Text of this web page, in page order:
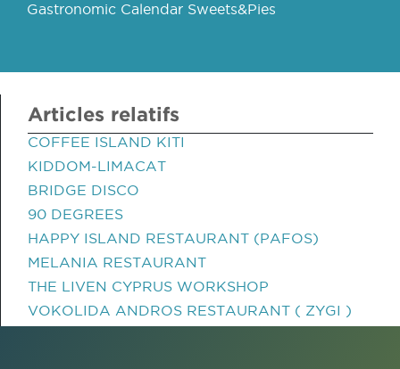
Gastronomic Calendar Sweets&Pies
Articles relatifs
COFFEE ISLAND KITI
KIDDOM-LIMACAT
BRIDGE DISCO
90 DEGREES
HAPPY ISLAND RESTAURANT (PAFOS)
MELANIA RESTAURANT
THE LIVEN CYPRUS WORKSHOP
VOKOLIDA ANDROS RESTAURANT ( ZYGI )